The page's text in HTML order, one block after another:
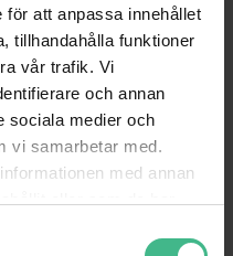
för att anpassa innehållet
tillhandahålla funktioner
vår trafik. Vi
och annan
sociala medier och
vi samarbetar med.
med annan
BLACK
Roadinger Mikrofon case 6
1 246 kr
GÅ TILL PRODUKT